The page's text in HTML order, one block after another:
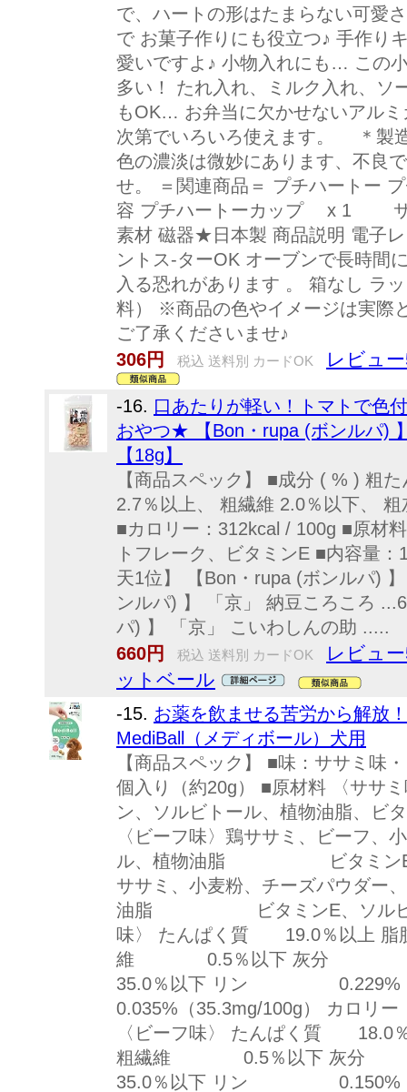
で、ハートの形はたまらない可愛
で お菓子作りにも役立つ♪ 手作り
愛いですよ♪ 小物入れにも… この
多い！ たれ入れ、ミルク入れ、ソ
もOK… お弁当に欠かせないアル
次第でいろいろ使えます。 ＊製
色の濃淡は微妙にあります、不良
せ。 ＝関連商品＝ プチハートー
容 プチハートーカップ x 1 サ
素材 磁器★日本製 商品説明 電子
ントス-ターOK オーブンで長時間
入る恐れがあります 。 箱なし ラ
料） ※商品の色やイメージは実際
ご了承くださいませ♪
306円
税込 送料別 カードOK レビュ
-16. 口あたりが軽い！トマトで色
おやつ★ 【Bon・rupa (ボンルパ)
【18g】
【商品スペック】 ■成分 ( % ) 粗
2.7％以上、 粗繊維 2.0％以下、
■カロリー：312kcal / 100g ■原材
トフレーク、ビタミンE ■内容量
天1位】 【Bon・rupa (ボンルパ)
ンルパ) 】 「京」 納豆ころころ
パ) 】 「京」 こいわしんの助 .....
660円
税込 送料別 カードOK
レビュ
ットベール
-15. お薬を飲ませる苦労から解
MediBall（メディボール）犬用
【商品スペック】 ■味：ササミ味
個入り（約20g） ■原材料 〈ササ
ン、ソルビトール、植物油
〈ビーフ味〉鶏ササミ、ビーフ、
ル、植物油脂 ビタミンE、
ササミ、小麦粉、チーズパウダー
油脂 ビタミンE、ソルビン
味〉 たんぱく質 19.0％以
維 0.5％以下 灰分
35.0％以下 リン 0.229%（
0.035%（35.3mg/100g） カロ
〈ビーフ味〉 たんぱく質
粗繊維 0.5％以下
35.0％以下 リン 0.150%（